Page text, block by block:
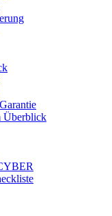
Überblick